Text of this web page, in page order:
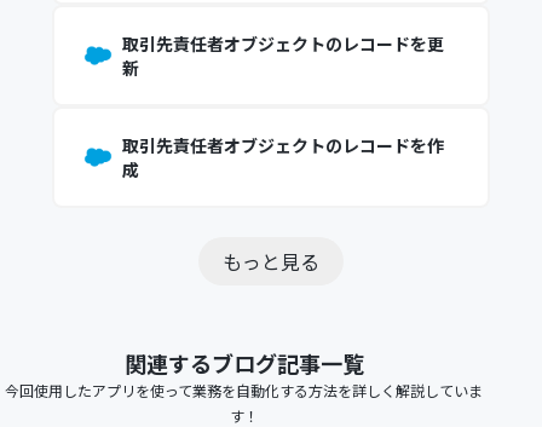
取引先責任者オブジェクトのレコードを更
新
取引先責任者オブジェクトのレコードを作
成
もっと見る
関連するブログ記事一覧
今回使用したアプリを使って業務を自動化する方法を詳しく解説していま
す！